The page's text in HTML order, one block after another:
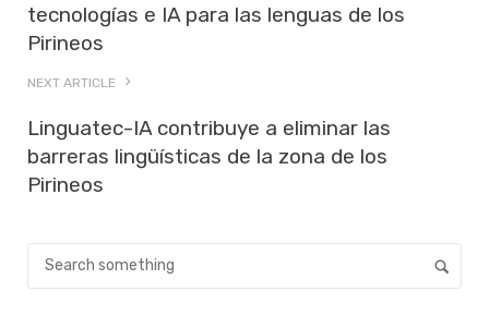
tecnologías e IA para las lenguas de los
Pirineos
NEXT ARTICLE
Linguatec-IA contribuye a eliminar las
barreras lingüísticas de la zona de los
Pirineos